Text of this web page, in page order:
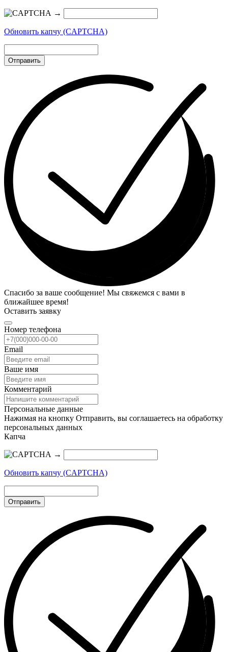
→
Обновить капчу (CAPTCHA)
Отправить
Спасибо за ваше сообщение! Мы свяжемся с вами в
ближайшее время!
Оставить заявку
Номер телефона
Email
Ваше имя
Комментарий
Персональные данные
Нажимая на кнопку Отправить, вы соглашаетесь на обработку
персональных данных
Капча
→
Обновить капчу (CAPTCHA)
Отправить